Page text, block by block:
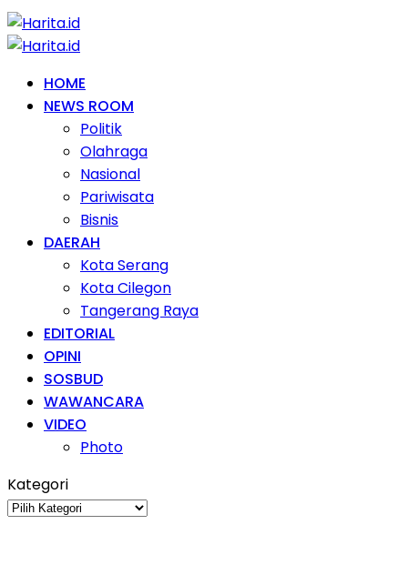
HOME
NEWS ROOM
Politik
Olahraga
Nasional
Pariwisata
Bisnis
DAERAH
Kota Serang
Kota Cilegon
Tangerang Raya
EDITORIAL
OPINI
SOSBUD
WAWANCARA
VIDEO
Photo
Kategori
Kategori